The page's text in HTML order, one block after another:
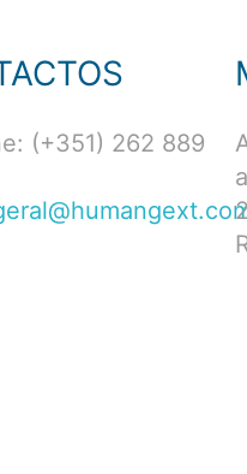
(+351) 262 889